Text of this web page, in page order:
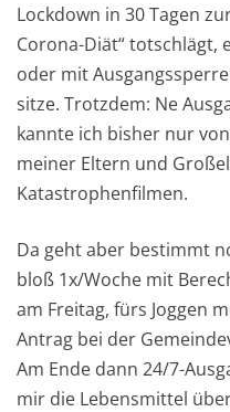
Lockdown in 30 Tagen
Corona-Diät“ totschlägt,
oder mit
sitze. Trotzdem: Ne
kannte ich bisher nur
meiner Eltern und
Katastrophenfilmen.
Da geht aber bestimmt
bloß 1x/Woche mit
am Freitag, fürs Joggen
Antrag bei der
Am Ende dann 24/7-
mir die Lebensmittel